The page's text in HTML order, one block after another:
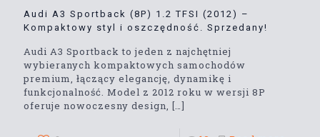
Audi A3 Sportback (8P) 1.2 TFSI (2012) –
Kompaktowy styl i oszczędność. Sprzedany!
Audi A3 Sportback to jeden z najchętniej
wybieranych kompaktowych samochodów
premium, łączący elegancję, dynamikę i
funkcjonalność. Model z 2012 roku w wersji 8P
oferuje nowoczesny design, […]